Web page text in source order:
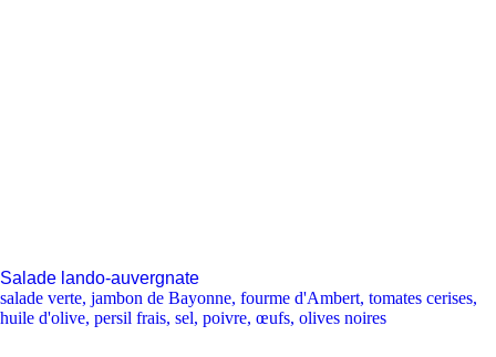
Salade lando-auvergnate
salade verte, jambon de Bayonne, fourme d'Ambert, tomates cerises,
huile d'olive, persil frais, sel, poivre, œufs, olives noires